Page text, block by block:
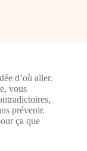
d’où aller.
vous
prévenir.
ça que